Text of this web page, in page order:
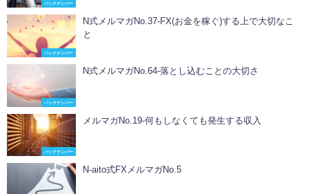
バックナンバー
バックナンバー
N式メルマガNo.37-FX(お金を稼ぐ)する上で大切なこ
と
バックナンバー
N式メルマガNo.64-落とし込むことの大切さ
バックナンバー
メルマガNo.19-何もしなくても発生する収入
N-aito式FXメルマガNo.5